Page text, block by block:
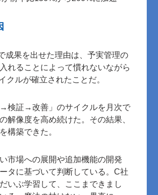
成果を出せた理由は、予実管理の
れることによって慣れないながら
クルが確立されたことだ。
検証→改善」のサイクルを月次で
解像度を高め続けた。その結果、
構築できた。
市場への展開や追加機能の開発
タに基づいて判断している。C社
いぶ学習して、ここまできまし